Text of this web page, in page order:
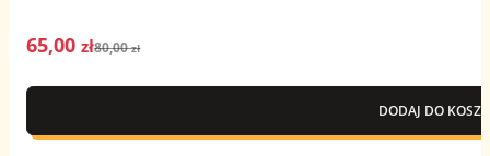
80,00złPierwotna
80,00 zł.
65,00zł
Aktualna
65,00 zł.
DODAJ DO